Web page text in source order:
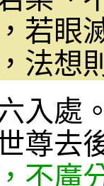
若眼
法想
入處
尊去
不廣